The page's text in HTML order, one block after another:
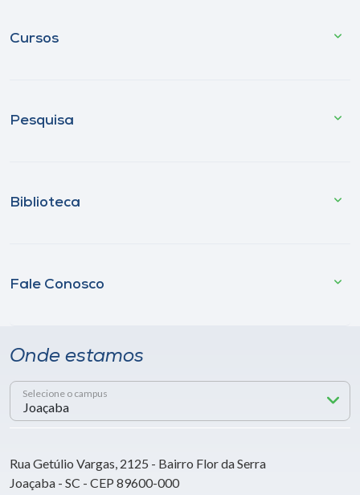
Cursos
Pesquisa
Biblioteca
Fale Conosco
Onde estamos
Selecione o campus
Rua Getúlio Vargas, 2125 - Bairro Flor da Serra
Joaçaba - SC - CEP 89600-000